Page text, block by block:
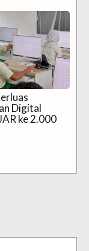
Digital
ke 2.000